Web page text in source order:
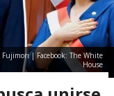
Fujimori | Facebook: The White
House